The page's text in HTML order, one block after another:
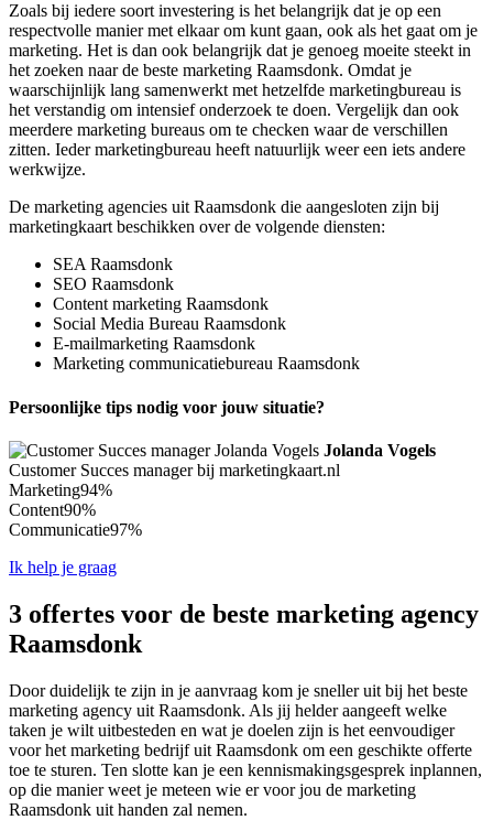
Zoals bij iedere soort investering is het belangrijk dat je op een
respectvolle manier met elkaar om kunt gaan, ook als het gaat om je
marketing. Het is dan ook belangrijk dat je genoeg moeite steekt in
het zoeken naar de beste marketing Raamsdonk. Omdat je
waarschijnlijk lang samenwerkt met hetzelfde marketingbureau is
het verstandig om intensief onderzoek te doen. Vergelijk dan ook
meerdere marketing bureaus om te checken waar de verschillen
zitten. Ieder marketingbureau heeft natuurlijk weer een iets andere
werkwijze.
De marketing agencies uit Raamsdonk die aangesloten zijn bij
marketingkaart beschikken over de volgende diensten:
SEA Raamsdonk
SEO Raamsdonk
Content marketing Raamsdonk
Social Media Bureau Raamsdonk
E-mailmarketing Raamsdonk
Marketing communicatiebureau Raamsdonk
Persoonlijke tips nodig voor jouw situatie?
Jolanda Vogels
Customer Succes manager bij marketingkaart.nl
Marketing94%
Content90%
Communicatie97%
Ik help je graag
3 offertes voor de beste marketing agency
Raamsdonk
Door duidelijk te zijn in je aanvraag kom je sneller uit bij het beste
marketing agency uit Raamsdonk. Als jij helder aangeeft welke
taken je wilt uitbesteden en wat je doelen zijn is het eenvoudiger
voor het marketing bedrijf uit Raamsdonk om een geschikte offerte
toe te sturen. Ten slotte kan je een kennismakingsgesprek inplannen,
op die manier weet je meteen wie er voor jou de marketing
Raamsdonk uit handen zal nemen.